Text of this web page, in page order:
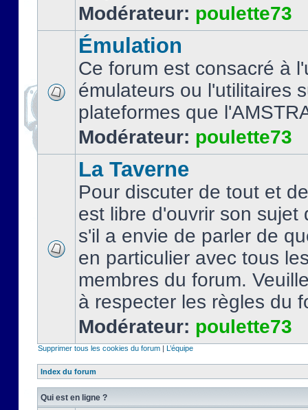
Modérateur: poulette73
Émulation
Ce forum est consacré à
émulateurs ou l'utilitaires
plateformes que
Modérateur: poulette73
La Taverne
Pour discuter de tout et
est libre d'ouvrir son sujet
s'il a envie de parler de
en particulier avec tous
membres du forum.
à respecter les règles du
Modérateur: poulette73
Supprimer tous les cookies du forum | L’équipe
Index du forum
Qui est en ligne ?